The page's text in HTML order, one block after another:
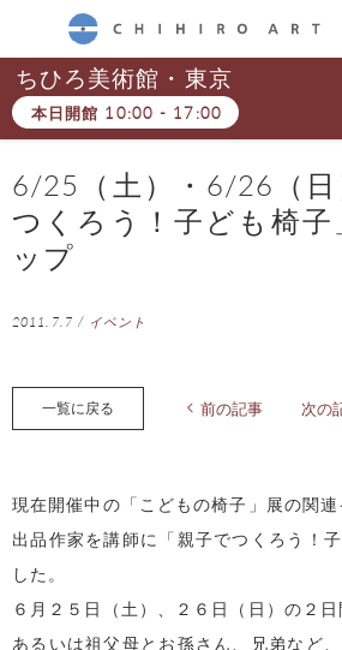
CHIHIRO ART MUSEUM
ちひろ美術館・東京
本日開館 10:00 - 17:00
6/25（土）・6/26（
つくろう！子ども椅子
ップ
2011.7.7 / イベント
一覧に戻る 前の記事 次の
現在開催中の「こどもの椅子」展の関連
出品作家を講師に「親子でつくろう！
した。
６月２５日（土）、２６日（日）の２日
あるいは祖父母とお孫さん、兄弟など